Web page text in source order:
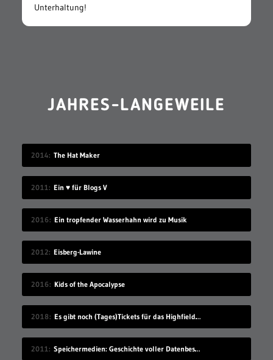
Unterhaltung!
JAHRES-LANGEWEILE
2014 The Hat Maker
2011 Ein ♥ für Blogs V
2016 Ein tropfender Wasserhahn wird zu Musik
2012 Eisberg-Lawine
2016 Kids of the Apocalypse
2018 Es gibt noch (Tages)Tickets für das Highfield Festival 2018
2011 Speichermedien: Geschichte voller Datenbestände